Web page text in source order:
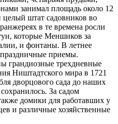
занимал площадь около 12
целый штат садовников во
в те времена росли
которые Меншиков за
и фонтаны. В летнее
приемы.
грандиозные трехдневные
Ништадтского мира в 1721
дворцового сада до наших
За садом
домики для работавших у
и различные хозяйственные